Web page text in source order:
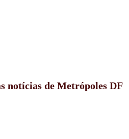
notícias de Metrópoles DF